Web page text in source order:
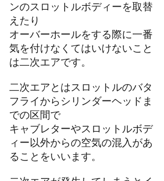
ンのスロットルボディーを取替
えたり
オーバーホールをする際に一番
気を付けなくてはいけないこと
は二次エアです。
二次エアとはスロットルのバタ
フライからシリンダーヘッドま
での区間で
キャブレターやスロットルボデ
ィー以外からの空気の混入があ
ることをいいます。